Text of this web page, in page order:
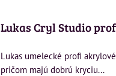
Lukas Cryl Studio
Lukas umelecké profi
pričom majú dobrú kryciu...